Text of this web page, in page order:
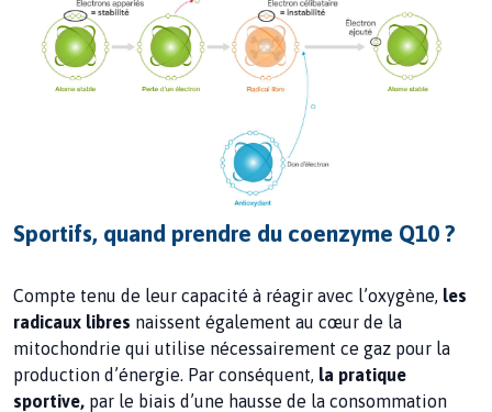
Sportifs, quand prendre du coenzyme Q10 ?
Compte tenu de leur capacité à réagir avec l’oxygène, les
radicaux libres naissent également au cœur de la
mitochondrie qui utilise nécessairement ce gaz pour la
production d’énergie. Par conséquent, la pratique
sportive, par le biais d’une hausse de la consommation